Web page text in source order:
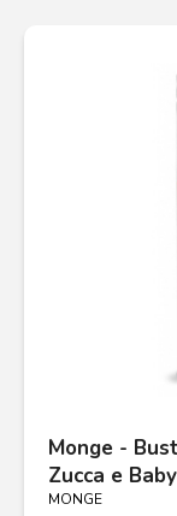
Monge -
Zucca e
MONGE